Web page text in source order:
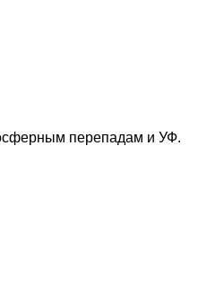
перепадам и УФ.